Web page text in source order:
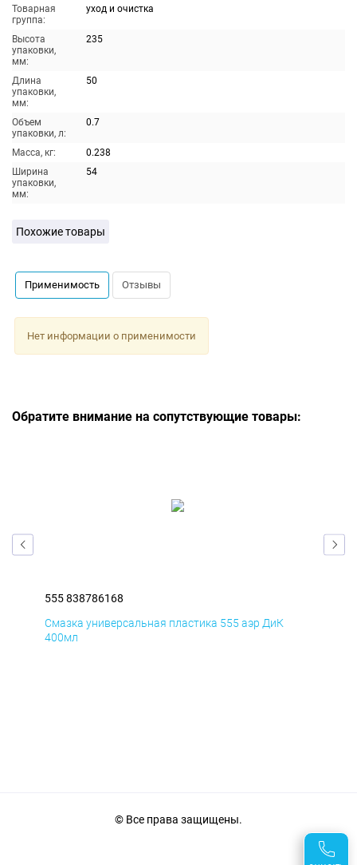
Товарная
группа:
уход и очистка
Высота
упаковки,
мм:
235
Длина
упаковки,
мм:
50
Объем
упаковки, л:
0.7
Масса, кг:
0.238
Ширина
упаковки,
мм:
54
Похожие товары
Применимость Отзывы
Нет информации о применимости
Обратите внимание на сопутствующие товары:
555 838786168
Смазка универсальная пластика 555 аэр ДиК
400мл
© Все права защищены.